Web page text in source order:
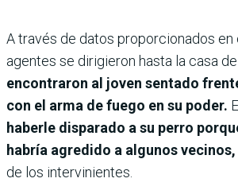
A través de datos proporcionados en
agentes se dirigieron hasta la casa
encontraron al joven sentado
con el arma de fuego en su poder.
haberle disparado a su perro
habría agredido a algunos vecinos,
de los intervinientes.